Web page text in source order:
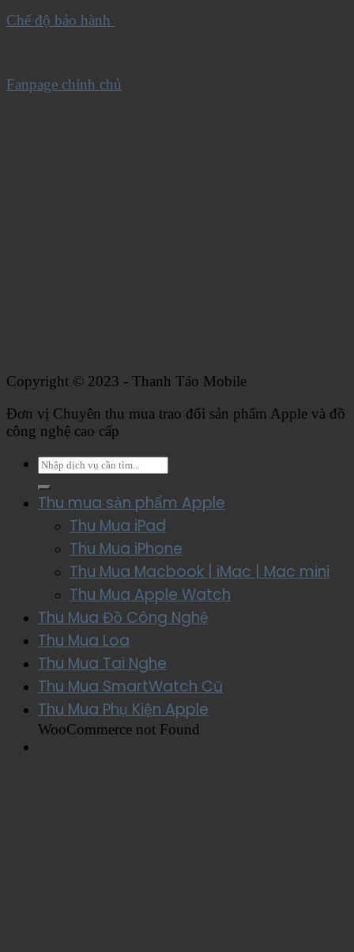
Chế độ bảo hành
Fanpage chính chủ
Copyright © 2023 - Thanh Táo Mobile
Đơn vị Chuyên thu mua trao đổi sản phẩm Apple và đồ
công nghệ cao cấp
Thu mua sản phẩm Apple
Thu Mua iPad
Thu Mua iPhone
Thu Mua Macbook | iMac | Mac mini
Thu Mua Apple Watch
Thu Mua Đồ Công Nghệ
Thu Mua Loa
Thu Mua Tai Nghe
Thu Mua SmartWatch Cũ
Thu Mua Phụ Kiện Apple
WooCommerce not Found